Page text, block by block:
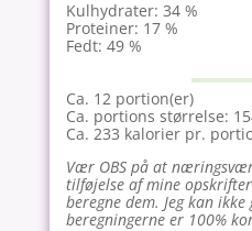
Kulhydrater: 34 %
Proteiner: 17 %
Fedt: 49 %
Ca. 12 portion(er)
Ca. portions størrelse:
Ca. 233 kalorier pr.
Vær OBS på at
tilføjelse af mine
beregne dem. Jeg kan
beregningerne er 100%